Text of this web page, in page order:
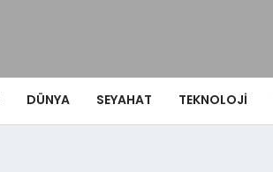
DÜNYA SEYAHAT TEKNOLOJI